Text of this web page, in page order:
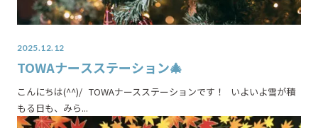
2025.12.12
TOWAナースステーション🎄
こんにちは(^^)/ TOWAナースステーションです！ いよいよ雪が積
もる日も、みら...